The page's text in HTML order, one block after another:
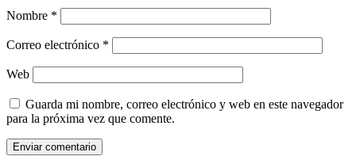
Nombre *
Correo electrónico *
Web
Guarda mi nombre, correo electrónico y web en este navegador
para la próxima vez que comente.